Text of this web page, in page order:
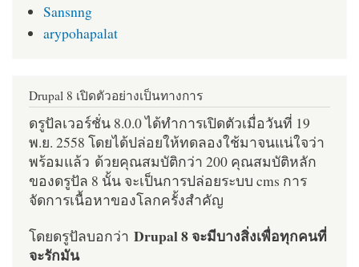
Sansnng
arypohapalat
Drupal 8 เปิดตัวอย่างเป็นทางการ
ดรูปัลเวอร์ชั่น 8.0.0 ได้ทำการเปิดตัวเมื่อวันที่ 19
พ.ย. 2558 โดยได้ปล่อยให้ทดลองใช้มาจนแน่ใจว่า
พร้อมแล้ว ด้วยคุณสมบัติกว่า 200 คุณสมบัติหลัก
ของดรูปัล 8 นั้น จะเป็นการปล่อยระบบ cms การ
จัดการเนื้อหาของโลกครั้งสำคัญ
โดยดรูปัลบอกว่า Drupal 8 จะมีบางสิ่งเพื่อทุกคนที่
จะรักมัน